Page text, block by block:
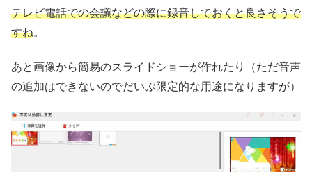
テレビ電話での会議などの際に録音しておくと良さそうで
すね。
あと画像から簡易のスライドショーが作れたり（ただ音声
の追加はできないのでだいぶ限定的な用途になりますが）